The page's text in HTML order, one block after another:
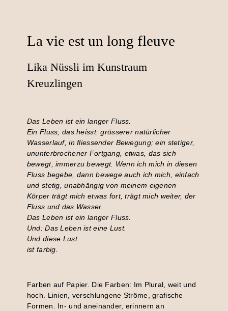
La vie est un long fleuve
Lika Nüssli im Kunstraum
Kreuzlingen
Das Leben ist ein langer Fluss.
Ein Fluss, das heisst: grösserer natürlicher
Wasserlauf, in fliessender Bewegung; ein stetiger,
ununterbrochener Fortgang, etwas, das sich
bewegt, immerzu bewegt. Wenn ich mich in diesen
Fluss begebe, dann bewege auch ich mich, einfach
und stetig, unabhängig von meinem eigenen
Körper trägt mich etwas fort, trägt mich weiter, der
Fluss und das Wasser.
Das Leben ist ein langer Fluss.
Und: Das Leben ist eine Lust.
Und diese Lust
ist farbig.
Farben auf Papier. Die Farben: Im Plural, weit und
hoch. Linien, verschlungene Ströme, grafische
Formen. In- und aneinander, erinnern an